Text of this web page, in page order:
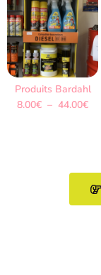
Produits Bardahl
8.00€ – 44.00€